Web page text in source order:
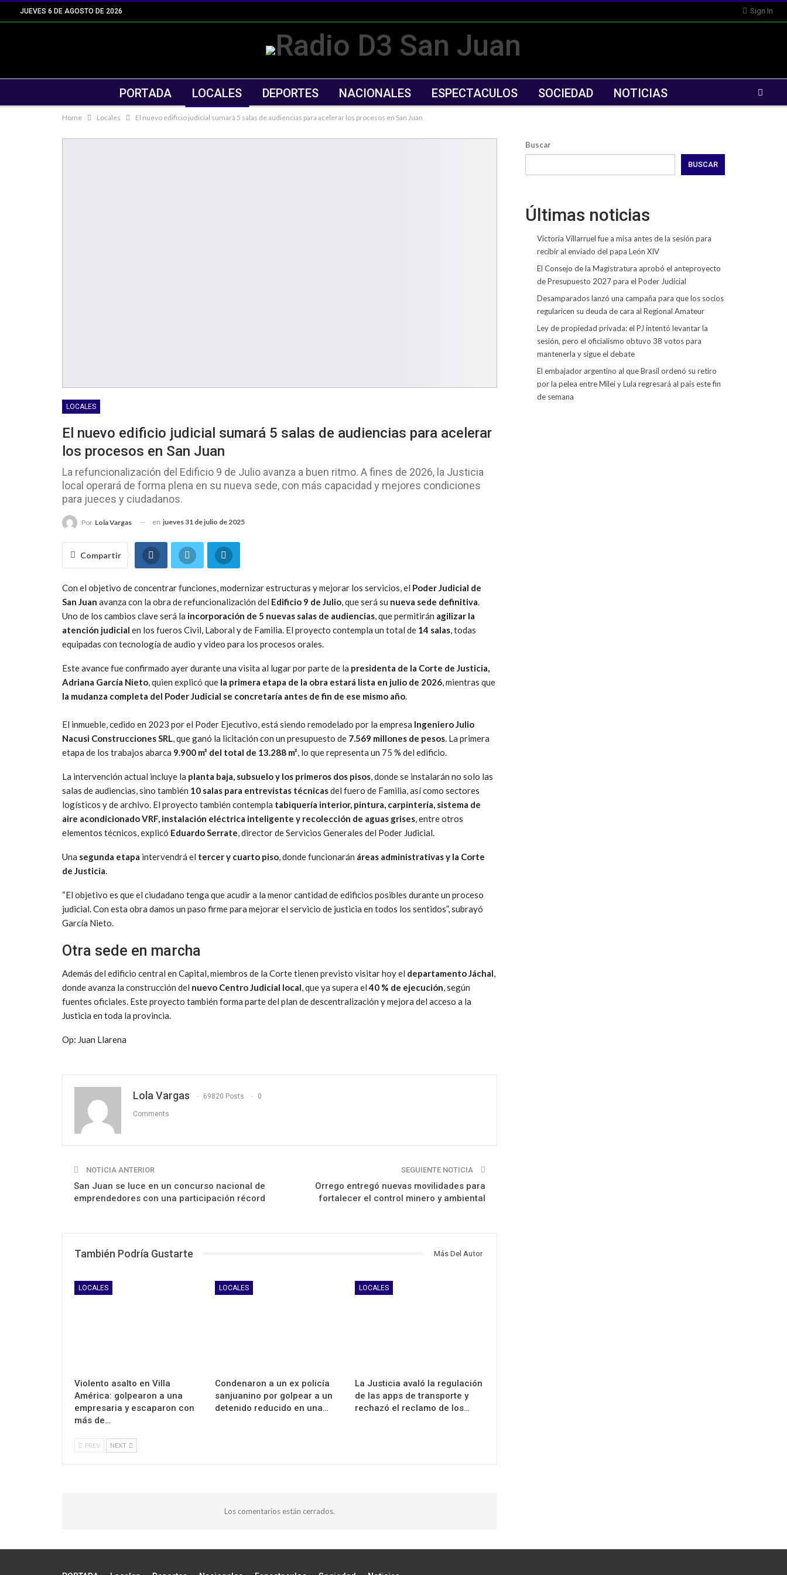
Sign In
JUEVES 6 DE AGOSTO DE 2026
PORTADA LOCALES DEPORTES NACIONALES ESPECTACULOS SOCIEDAD NOTICIAS
Home Locales El nuevo edificio judicial sumará 5 salas de audiencias para acelerar los procesos en San Juan
LOCALES
El nuevo edificio judicial sumará 5 salas de audiencias para acelerar
los procesos en San Juan
La refuncionalización del Edificio 9 de Julio avanza a buen ritmo. A fines de 2026, la Justicia
local operará de forma plena en su nueva sede, con más capacidad y mejores condiciones
para jueces y ciudadanos.
Por Lola Vargas en jueves 31 de julio de 2025
Compartir
Con el objetivo de concentrar funciones, modernizar estructuras y mejorar los servicios, el Poder Judicial de
San Juan avanza con la obra de refuncionalización del Edificio 9 de Julio, que será su nueva sede definitiva.
Uno de los cambios clave será la incorporación de 5 nuevas salas de audiencias, que permitirán agilizar la
atención judicial en los fueros Civil, Laboral y de Familia. El proyecto contempla un total de 14 salas, todas
equipadas con tecnología de audio y video para los procesos orales.
Este avance fue confirmado ayer durante una visita al lugar por parte de la presidenta de la Corte de Justicia,
Adriana García Nieto, quien explicó que la primera etapa de la obra estará lista en julio de 2026, mientras que
la mudanza completa del Poder Judicial se concretaría antes de fin de ese mismo año.
El inmueble, cedido en 2023 por el Poder Ejecutivo, está siendo remodelado por la empresa Ingeniero Julio
Nacusi Construcciones SRL, que ganó la licitación con un presupuesto de 7.569 millones de pesos. La primera
etapa de los trabajos abarca 9.900 m² del total de 13.288 m², lo que representa un 75 % del edificio.
La intervención actual incluye la planta baja, subsuelo y los primeros dos pisos, donde se instalarán no solo las
salas de audiencias, sino también 10 salas para entrevistas técnicasdel fuero de Familia, así como sectores
logísticos y de archivo. El proyecto también contempla tabiquería interior, pintura, carpintería, sistema de
aire acondicionado VRF, instalación eléctrica inteligente y recolección de aguas grises, entre otros
elementos técnicos, explicó Eduardo Serrate, director de Servicios Generales del Poder Judicial.
Una segunda etapa intervendrá el tercer y cuarto piso, donde funcionarán áreas administrativas y la Corte
de Justicia.
“El objetivo es que el ciudadano tenga que acudir a la menor cantidad de edificios posibles durante un proceso
judicial. Con esta obra damos un paso firme para mejorar el servicio de justicia en todos los sentidos”, subrayó
García Nieto.
Otra sede en marcha
Además del edificio central en Capital, miembros de la Corte tienen previsto visitar hoy el departamento Jáchal,
donde avanza la construcción del nuevo Centro Judicial local, que ya supera el40 % de ejecución, según
fuentes oficiales. Este proyecto también forma parte del plan de descentralización y mejora del acceso a la
Justicia en toda la provincia.
Op: Juan Llarena
Lola Vargas 69820 Posts 0
Comments
NOTICIA ANTERIOR
San Juan se luce en un concurso nacional de
emprendedores con una participación récord
SEGUIENTE NOTICIA
Orrego entregó nuevas movilidades para
fortalecer el control minero y ambiental
También Podría Gustarte Más Del Autor
LOCALES
Violento asalto en Villa
América: golpearon a una
empresaria y escaparon con
más de…
LOCALES
Condenaron a un ex policía
sanjuanino por golpear a un
detenido reducido en una…
LOCALES
La Justicia avaló la regulación
de las apps de transporte y
rechazó el reclamo de los…
PREV NEXT
Los comentarios están cerrados.
Buscar
BUSCAR
Últimas noticias
Victoria Villarruel fue a misa antes de la sesión para
recibir al enviado del papa León XIV
El Consejo de la Magistratura aprobó el anteproyecto
de Presupuesto 2027 para el Poder Judicial
Desamparados lanzó una campaña para que los socios
regularicen su deuda de cara al Regional Amateur
Ley de propiedad privada: el PJ intentó levantar la
sesión, pero el oficialismo obtuvo 38 votos para
mantenerla y sigue el debate
El embajador argentino al que Brasil ordenó su retiro
por la pelea entre Milei y Lula regresará al país este fin
de semana